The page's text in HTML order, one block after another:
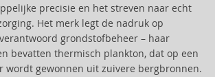
precisie en het streven naar echt
Het merk legt de nadruk op
grondstofbeheer – haar
bevatten thermisch plankton, dat op een
wordt gewonnen uit zuivere bergbronnen.